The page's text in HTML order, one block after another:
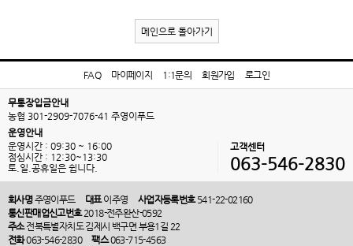
메인으로 돌아가기
FAQ 마이페이지 1:1문의 회원가입 로그인
무통장입금안내
농협 301-2909-7076-41 주영이푸드
운영안내
운영시간 : 09:30 ~ 16:00
점심시간 : 12:30~13:30
토.일.공휴일은 쉽니다.
고객센터
063-546-2830
회사명주영이푸드 대표이주영 사업자등록번호541-22-02160
통신판매업신고번호2018-전주완산-0592
주소전북특별자치도 김제시 백구면 부용1길 22
전화063-546-2830 팩스063-715-4563